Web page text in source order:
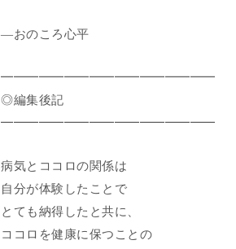
―おのころ心平
━━━━━━━━━━━━━━━━━
◎編集後記
━━━━━━━━━━━━━━━━━
病気とココロの関係は
自分が体験したことで
とても納得したと共に、
ココロを健康に保つことの